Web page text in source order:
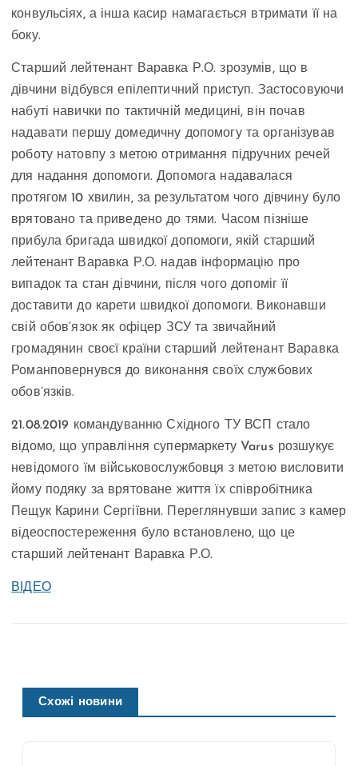
конвульсіях, а інша касир намагається втримати її на
боку.
Старший лейтенант Варавка Р.О. зрозумів, що в
дівчини відбувся епілептичний приступ. Застосовуючи
набуті навички по тактичній медицині, він почав
надавати першу домедичну допомогу та організував
роботу натовпу з метою отримання підручних речей
для надання допомоги. Допомога надавалася
протягом 10 хвилин, за результатом чого дівчину було
врятовано та приведено до тями. Часом пізніше
прибула бригада швидкої допомоги, якій старший
лейтенант Варавка Р.О. надав інформацію про
випадок та стан дівчини, після чого допоміг її
доставити до карети швидкої допомоги. Виконавши
свій обов’язок як офіцер ЗСУ та звичайний
громадянин своєї країни старший лейтенант Варавка
Романповернувся до виконання своїх службових
обов’язків.
21.08.2019 командуванню Східного ТУ ВСП стало
відомо, що управління супермаркету Varus розшукує
невідомого їм військовослужбовця з метою висловити
йому подяку за врятоване життя їх співробітника
Пещук Карини Сергіївни. Переглянувши запис з камер
відеоспостереження було встановлено, що це
старший лейтенант Варавка Р.О.
ВІДЕО
Схожі новини